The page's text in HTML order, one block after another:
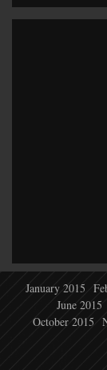
January 2015
June 2015
October 2015